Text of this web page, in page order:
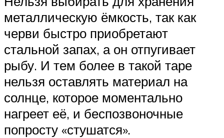
металлическую ёмкость, так как
черви быстро приобретают
стальной запах, а он отпугивает
рыбу. И тем более в такой таре
нельзя оставлять материал на
солнце, которое моментально
нагреет её, и беспозвоночные
попросту «стушатся».